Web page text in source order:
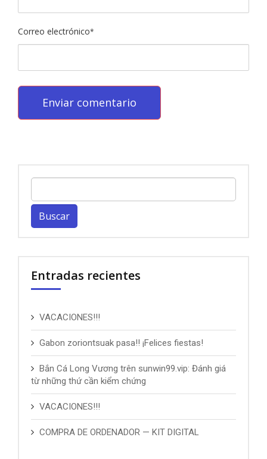
Correo electrónico*
Entradas recientes
VACACIONES!!!
Gabon zoriontsuak pasa!! ¡Felices fiestas!
Bắn Cá Long Vương trên sunwin99.vip: Đánh giá
từ những thứ cần kiểm chứng
VACACIONES!!!
COMPRA DE ORDENADOR — KIT DIGITAL